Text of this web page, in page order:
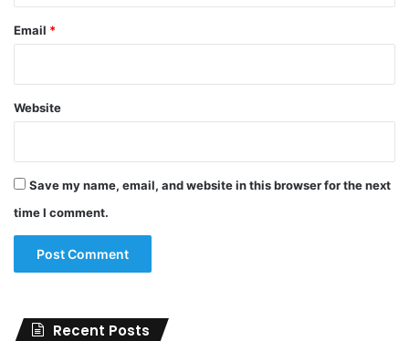
Email *
Website
Save my name, email, and website in this browser for the next
time I comment.
Recent Posts